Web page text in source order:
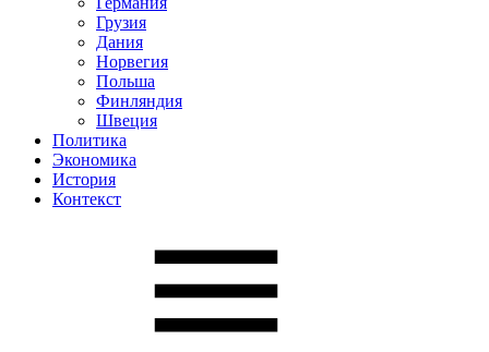
Грузия
Дания
Норвегия
Польша
Финляндия
Швеция
Политика
Экономика
История
Контекст